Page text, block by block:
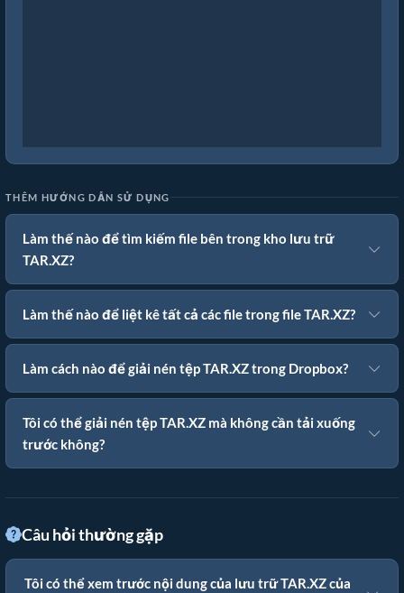
THÊM HƯỚNG DẪN SỬ DỤNG
Làm thế nào để tìm kiếm file bên trong kho lưu trữ
TAR.XZ?
Làm thế nào để liệt kê tất cả các file trong file TAR.XZ?
Làm cách nào để giải nén tệp TAR.XZ trong Dropbox?
Tôi có thể giải nén tệp TAR.XZ mà không cần tải xuống
trước không?
Câu hỏi thường gặp
Tôi có thể xem trước nội dung của lưu trữ TAR.XZ của